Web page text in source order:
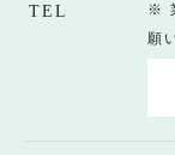
TEL
※
願